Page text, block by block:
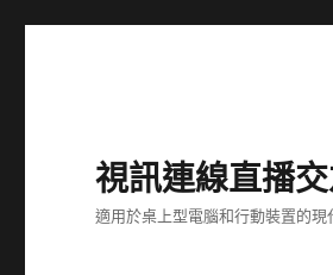
視訊連線直播
適用於桌上型電腦和行動裝置的